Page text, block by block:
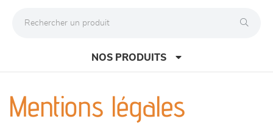
NOS PRODUITS
canapés et fauteuils
Mentions légales